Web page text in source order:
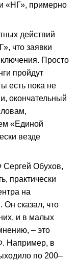
«НГ», примерно
действий
что заявки
Просто
пройдут
есть пока не
окончательный
«Единой
везде
Сергей Обухов,
практически
на
Он сказал, что
и в малых
– это
Например, в
по 200–